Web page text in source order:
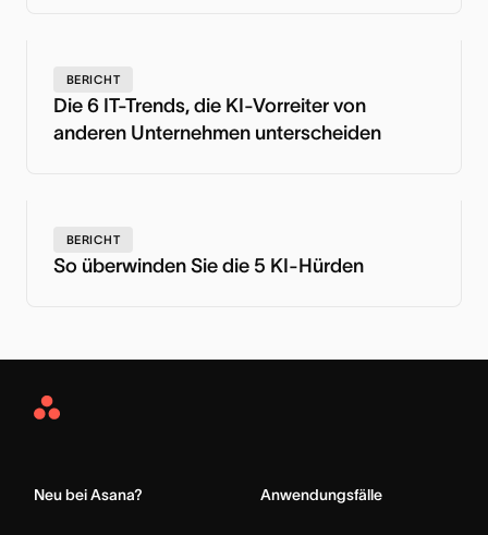
BERICHT
Die 6 IT-Trends, die KI-Vorreiter von
anderen Unternehmen unterscheiden
BERICHT
So überwinden Sie die 5 KI-Hürden
Asana
Neu bei Asana? Anwendungsfälle